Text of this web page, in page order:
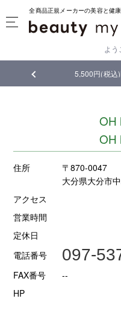
全商品正規メーカーの美容と健
よう
5,500円(税込)以
OH
OH
住所
〒870-0047
大分県大分市
アクセス
営業時間
定休日
電話番号
097-
FAX番号
--
HP